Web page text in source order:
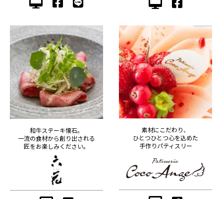
和牛ステーキ懐石。
一流の食材から創り出される
匠をお楽しみください。
素材にこだわり、
ひとつひとつ心を込めた
手作りパティスリー